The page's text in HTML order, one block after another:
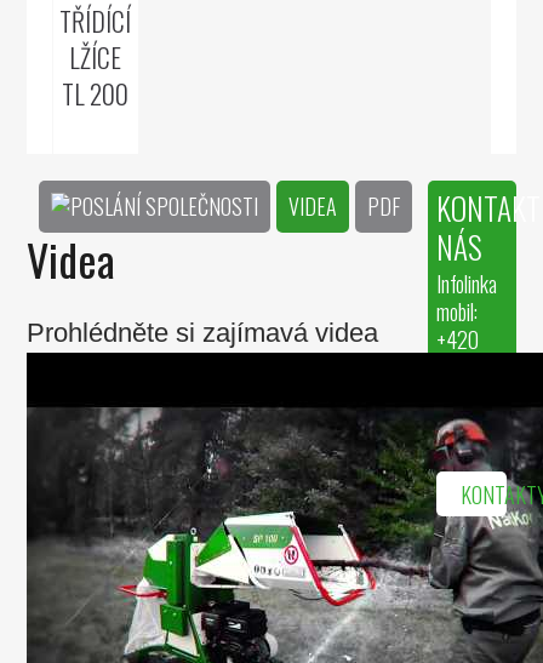
TŘÍDÍCÍ
LŽÍCE
TL 200
VIDEA PDF
Videa
Prohlédněte si zajímavá videa
NÁS
Infolinka
mobil:
+420
e-mail: